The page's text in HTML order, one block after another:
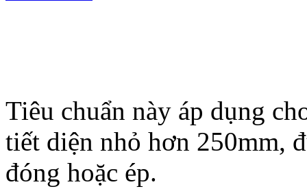
Tiêu chuẩn này áp dụng
tiết diện nhỏ hơn 250mm,
đóng hoặc ép.